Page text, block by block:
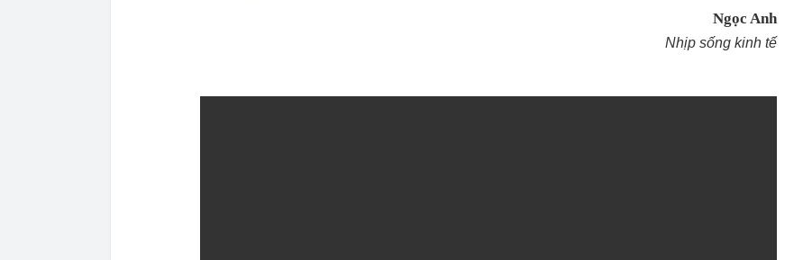
Ngọc Anh
Nhịp sống kinh tế